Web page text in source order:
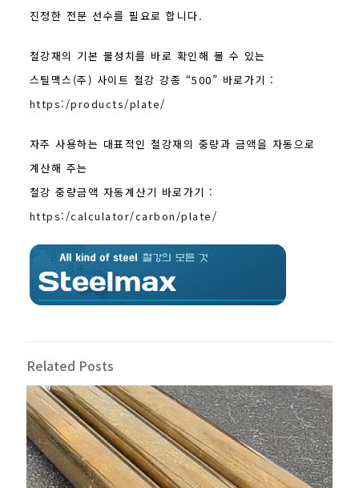
진정한 전문 선수를 필요로 합니다.
철강재의 기본 물성치를 바로 확인해 볼 수 있는
스틸맥스(주) 사이트 철강 강종 “500” 바로가기 :
https:/products/plate/
자주 사용하는 대표적인 철강재의 중량과 금액을 자동으로
계산해 주는
철강 중량금액 자동계산기 바로가기 :
https:/calculator/carbon/plate/
Related Posts